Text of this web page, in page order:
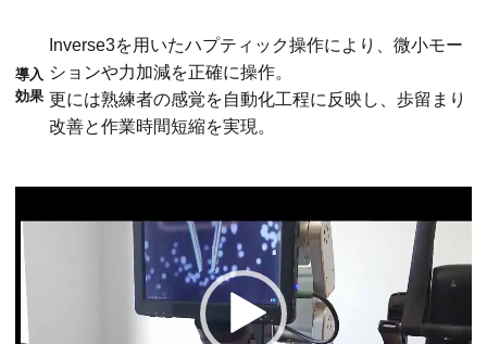
導入
効果
Inverse3を用いたハプティック操作により、微小モー
ションや力加減を正確に操作。
更には熟練者の感覚を自動化工程に反映し、歩留まり
改善と作業時間短縮を実現。
画
レ